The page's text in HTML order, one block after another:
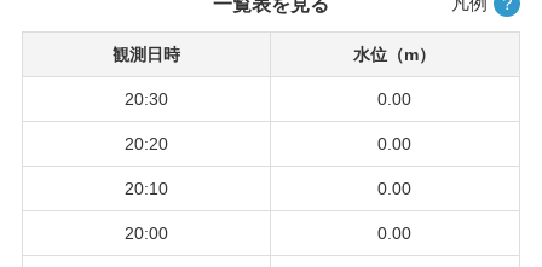
一覧表を見る
観測日時 水位（m）
20:30 0.00
20:20 0.00
20:10 0.00
20:00 0.00